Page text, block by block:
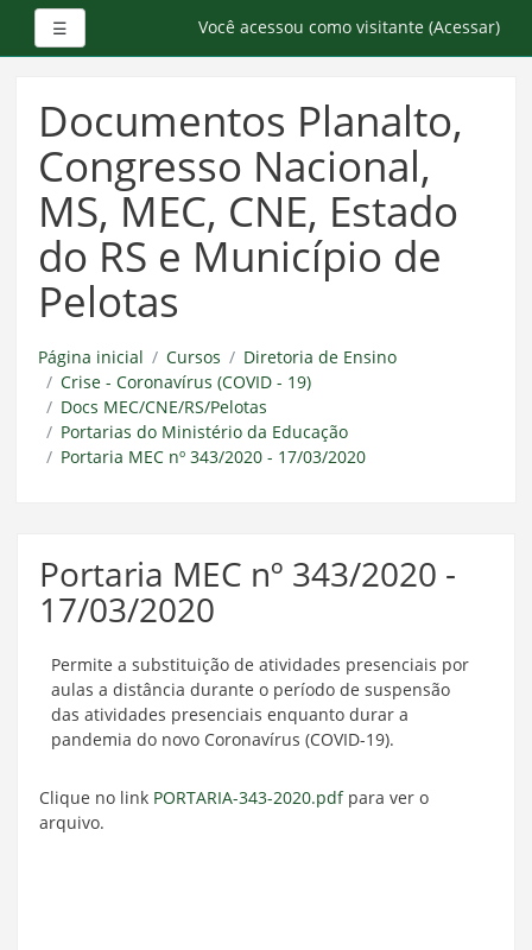
principal
☰ Você acessou como visitante (Acessar)
Documentos Planalto,
Congresso Nacional,
MS, MEC, CNE, Estado
do RS e Município de
Pelotas
Página inicial Cursos
Diretoria de Ensino
Crise - Coronavírus (COVID - 19)
Docs MEC/CNE/RS/Pelotas
Portarias do Ministério da Educação
Portaria MEC nº 343/2020 - 17/03/2020
Portaria MEC nº 343/2020 -
17/03/2020
Permite a substituição de atividades presenciais por
aulas a distância durante o período de suspensão
das atividades presenciais enquanto durar a
pandemia do novo Coronavírus (COVID-19).
Clique no link PORTARIA-343-2020.pdfpara ver o
arquivo.